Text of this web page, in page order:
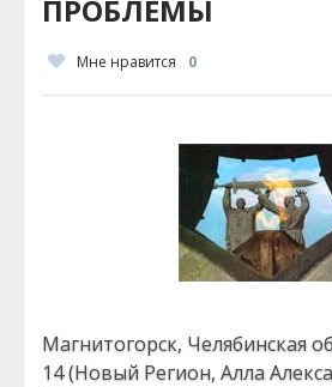
ПРОБЛЕМЫ
Мне нравится 0
Магнитогорск, Челябинская
14 (Новый Регион, Алла